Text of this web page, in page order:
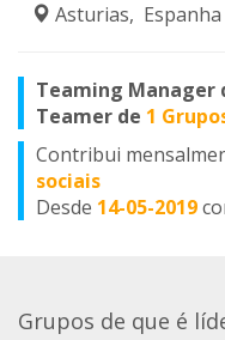
Asturias, Espanha
Teaming Manager
Teamer de 1
Contribui
sociais
Desde 14-05-2019
Grupos de que é